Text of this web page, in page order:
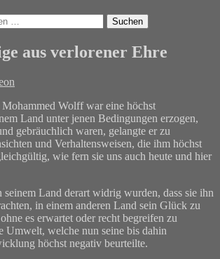
aus verlorener Ehre
Wolff war eine höchst
Land unter jenen Bedingungen erzogen,
gebräuchlich waren, gelangte er zu
und Verhaltensweisen, die ihm höchst
wie fern sie uns auch heute und hier
seinem Land derart widrig wurden, dass sie ihn
in einem anderen Land sein Glück zu
es erwartet oder recht begreifen zu
Umwelt, welche nun seine bis dahin
höchst negativ beurteilte.